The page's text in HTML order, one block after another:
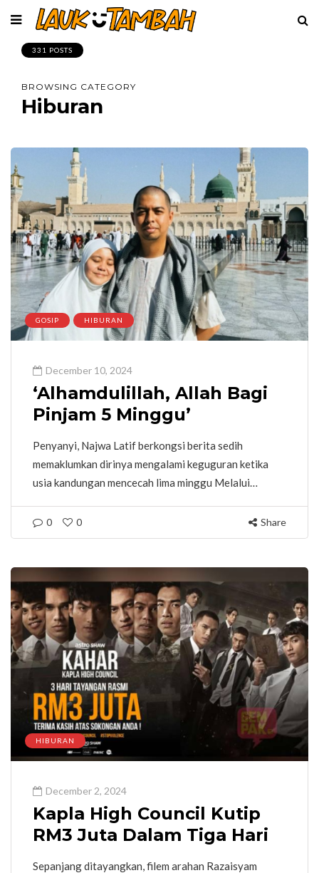
331 POSTS
BROWSING CATEGORY
Hiburan
GOSIP HIBURAN
December 10, 2024
‘Alhamdulillah, Allah Bagi
Pinjam 5 Minggu’
Penyanyi, Najwa Latif berkongsi berita sedih
memaklumkan dirinya mengalami keguguran ketika
usia kandungan mencecah lima minggu Melalui…
0 0 Share
HIBURAN
December 2, 2024
Kapla High Council Kutip
RM3 Juta Dalam Tiga Hari
Sepanjang ditayangkan, filem arahan Razaisyam